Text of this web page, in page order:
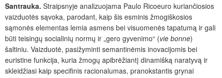
Santrauka. Straipsnyje analizuojama Paulo Ricoeuro kuriančiosios
vaizduotės sąvoka, parodant, kaip šis esminis žmogiškosios
sąmonės elementas lemia asmens bei visuomenės tapatumą ir gali
būti teisingų socialinių normų ir „gero gyvenimo“ (vie bonne)
šaltiniu. Vaizduotė, pasižyminti semantinėmis inovacijomis bei
euristine funkcija, kuria žmogų apibrėžiantį dinamišką naratyvą ir
skleidžiasi kaip specifinis racionalumas, pranokstantis grynai